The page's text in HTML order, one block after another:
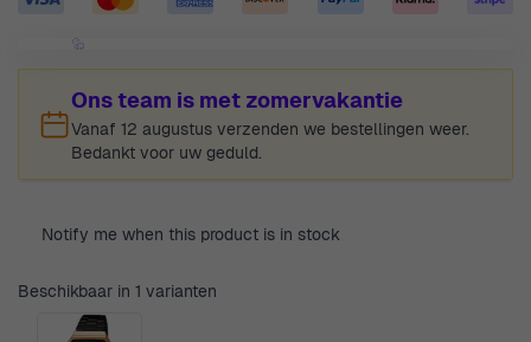
Ons team is met zomervakantie
Vanaf 12 augustus verzenden we bestellingen weer.
Bedankt voor uw geduld.
Notify me when this product is in stock
Beschikbaar in 1 varianten